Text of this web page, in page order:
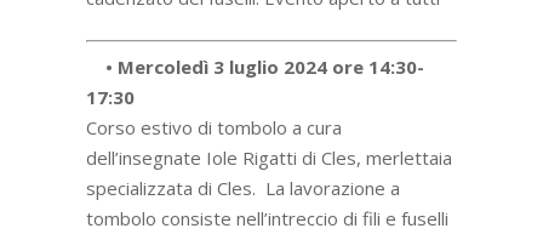
• Mercoledì 3 luglio 2024 ore 14:30-
17:30
Corso estivo di tombolo a cura
dell’insegnate Iole Rigatti di Cles, merlettaia
specializzata di Cles. La lavorazione a
tombolo consiste nell’intreccio di fili e fuselli